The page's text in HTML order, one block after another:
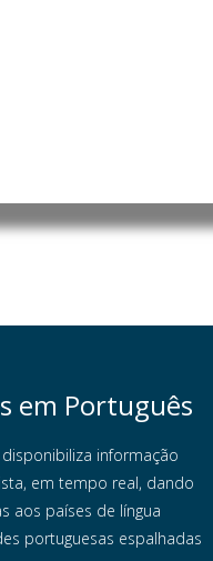
em Português
informação
em tempo real, dando
aos países de língua
portuguesas espalhadas